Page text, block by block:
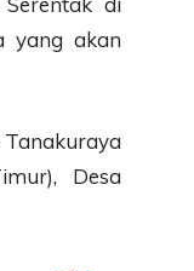
yang akan
Desa